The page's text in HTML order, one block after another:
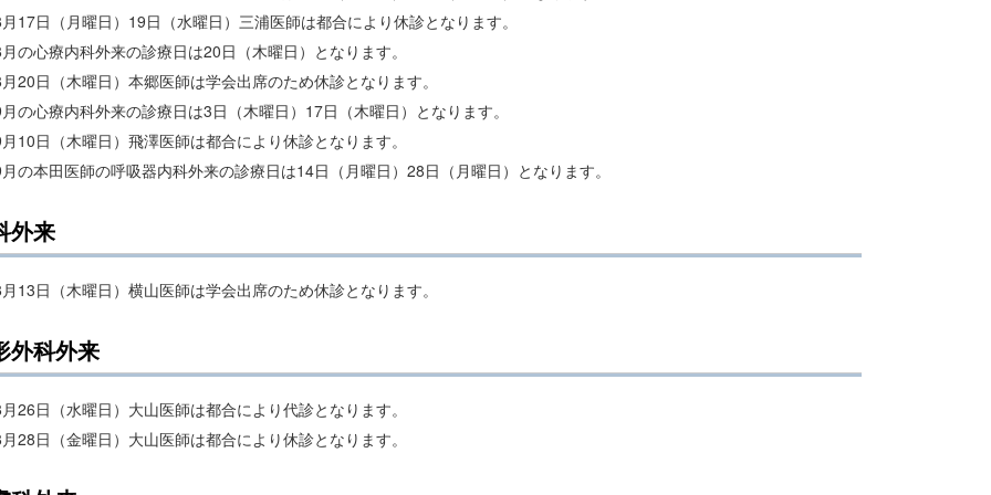
17日（月曜日）19日（水曜日）三浦医師は都合により休診となります。
の心療内科外来の診療日は20日（木曜日）となります。
20日（木曜日）本郷医師は学会出席のため休診となります。
の心療内科外来の診療日は3日（木曜日）17日（木曜日）となります。
10日（木曜日）飛澤医師は都合により休診となります。
の本田医師の呼吸器内科外来の診療日は14日（月曜日）28日（月曜日）となります。
外来
13日（木曜日）横山医師は学会出席のため休診となります。
外科外来
26日（水曜日）大山医師は都合により代診となります。
28日（金曜日）大山医師は都合により休診となります。